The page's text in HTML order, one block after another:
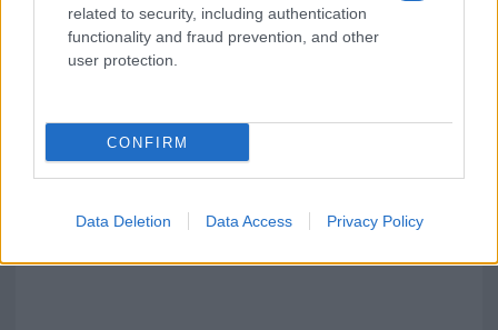
related to security, including authentication
functionality and fraud prevention, and other
user protection.
CONFIRM
Data Deletion Data Access Privacy Policy